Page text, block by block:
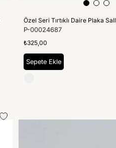
Özel Seri Tırtıklı Daire Plaka
P-00024687
₺325,00
Sepete Ekle